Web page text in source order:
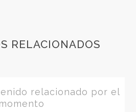
RELACIONADOS
relacionado por el
momento